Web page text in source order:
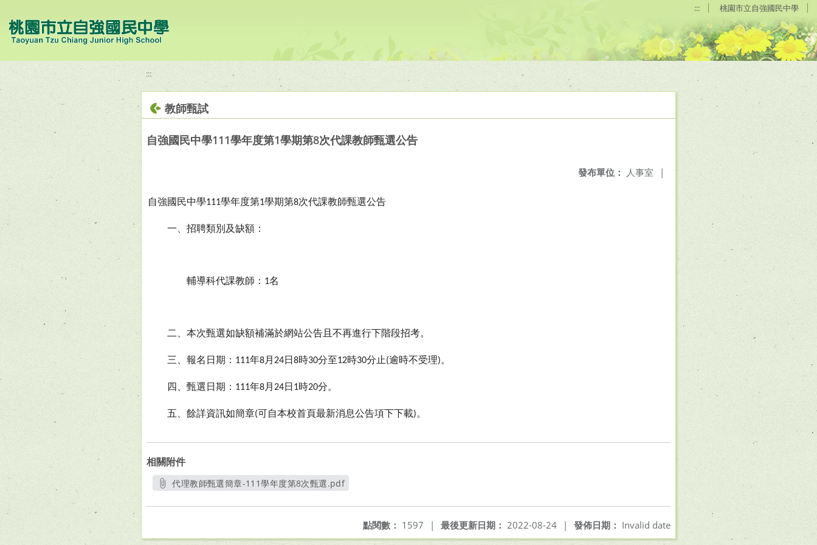
::: 桃園市立自強國民中學
:::
教師甄試
自強國民中學111學年度第1學期第8次代課教師甄選公告
發布單位： 人事室 |
自強國民中學111學年度第1學期第8次代課教師甄選公告
一、招聘類別及缺額：
輔導科代課教師： 1名
二、本次甄選如缺額補滿於網站公告且不再進行下階段招考。
三、報名日期： 111年8月 24日 8時30分至12時30分止(逾時不受理)。
四、甄選日期： 111年8月 24日 1時20分。
五、餘詳資訊如簡章(可自本校首頁最新消息公告項下下載)。
相關附件
代理教師甄選簡章-111學年度第8次甄選.pdf
發佈日期： Invalid date
最後更新日期： 2022-08-24 |
點閱數： 1597 |